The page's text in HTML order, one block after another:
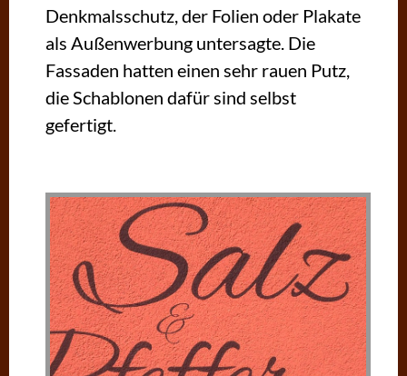
Denkmalsschutz, der Folien oder Plakate
als Außenwerbung untersagte. Die
Fassaden hatten einen sehr rauen Putz,
die Schablonen dafür sind selbst
gefertigt.